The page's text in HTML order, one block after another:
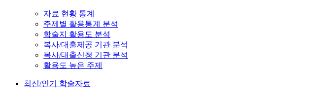
자료 현황 통계
주제별 활용통계 분석
학술지 활용도 분석
복사/대출제공 기관 분석
복사/대출신청 기관 분석
활용도 높은 주제
최신/인기 학술자료